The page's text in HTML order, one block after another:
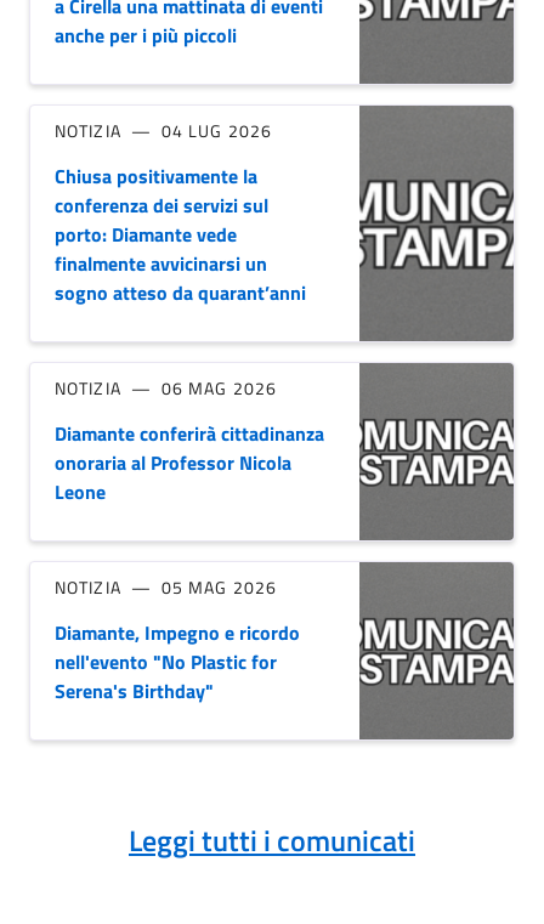
a Cirella una mattinata di eventi
anche per i più piccoli
NOTIZIA 04 LUG 2026
Chiusa positivamente la
conferenza dei servizi sul
porto: Diamante vede
finalmente avvicinarsi un
sogno atteso da quarant’anni
NOTIZIA 06 MAG 2026
Diamante conferirà cittadinanza
onoraria al Professor Nicola
Leone
NOTIZIA 05 MAG 2026
Diamante, Impegno e ricordo
nell'evento "No Plastic for
Serena's Birthday"
Leggi tutti i comunicati